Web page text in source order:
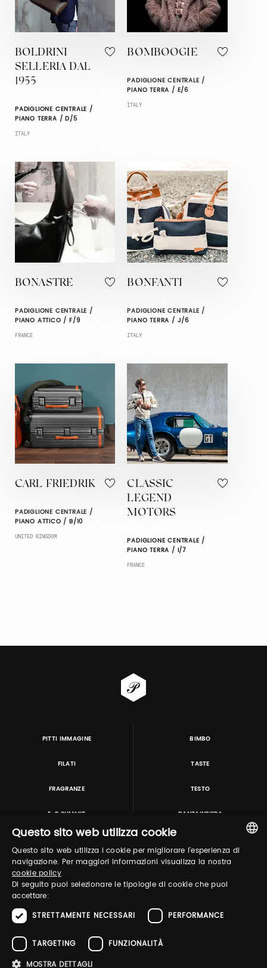
BOLDRINI
SELLERIA DAL
1955
PADIGLIONE CENTRALE /
PIANO TERRA / D/5
ITALY
BOMBOOGIE
PADIGLIONE CENTRALE /
PIANO TERRA / E/6
ITALY
BONASTRE
PADIGLIONE CENTRALE /
PIANO ATTICO / F/9
FRANCE
BONFANTI
PADIGLIONE CENTRALE /
PIANO TERRA / J/6
ITALY
CARL FRIEDRIK
PADIGLIONE CENTRALE /
PIANO ATTICO / B/10
UNITED KINGDOM
CLASSIC
LEGEND
MOTORS
PADIGLIONE CENTRALE /
PIANO TERRA / I/7
FRANCE
PITTI IMMAGINE BIMBO
FILATI TASTE
FRAGRANZE TESTO
E-P SUMMIT DANZAINFIERA
TUTORING & CONSULTING
ITALIAN
Questo sito web utilizza cookie
Questo sito web utilizza i cookie per migliorare l'esperienza di
navigazione. Per maggiori informazioni visualizza la nostra
cookie policy
Di seguito puoi selezionare le tipologie di cookie che puoi
accettare:
STRETTAMENTE NECESSARI
PERFORMANCE
TARGETING
FUNZIONALITÀ
MOSTRA DETTAGLI